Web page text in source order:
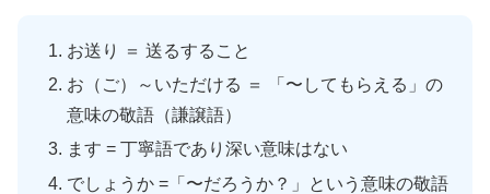
お送り ＝ 送るすること
お（ご）～いただける ＝ 「〜してもらえる」の
意味の敬語（謙譲語）
ます = 丁寧語であり深い意味はない
でしょうか =「〜だろうか？」という意味の敬語